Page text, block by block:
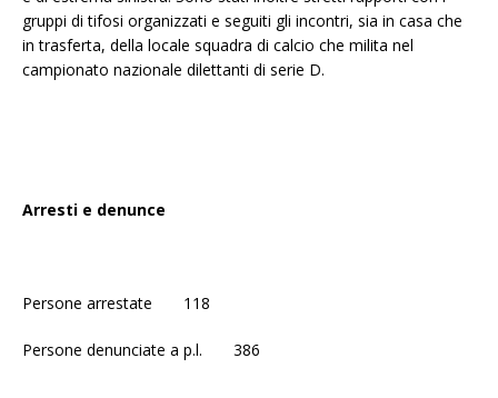
gruppi di tifosi organizzati e seguiti gli incontri, sia in casa che
in trasferta, della locale squadra di calcio che milita nel
campionato nazionale dilettanti di serie D.
Arresti e denunce
Persone arrestate 118
Persone denunciate a p.l. 386